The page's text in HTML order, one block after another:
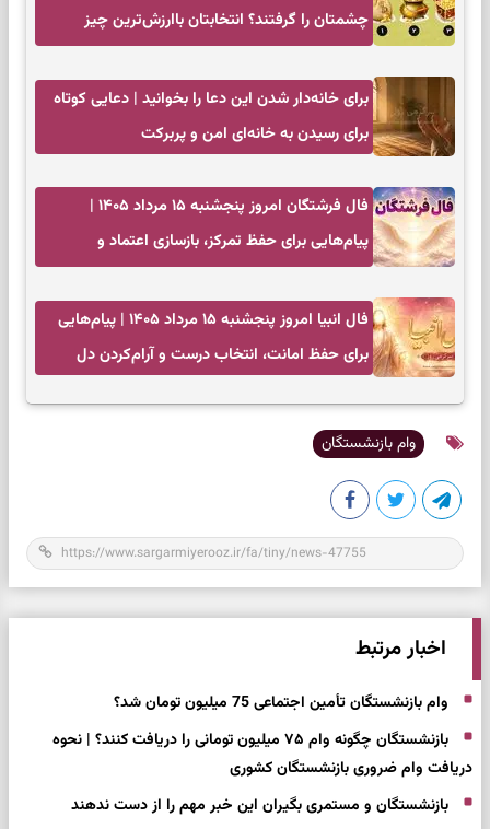
چشمتان را گرفتند؟ انتخابتان باارزش‌ترین چیز
برای خانه‌دار شدن این دعا را بخوانید | دعایی کوتاه
برای رسیدن به خانه‌ای امن و پربرکت
فال فرشتگان امروز پنجشنبه ۱۵ مرداد ۱۴۰۵ |
پیام‌هایی برای حفظ تمرکز، بازسازی اعتماد و
فال انبیا امروز پنجشنبه ۱۵ مرداد ۱۴۰۵ | پیام‌هایی
برای حفظ امانت، انتخاب درست و آرام‌کردن دل
وام بازنشستگان
اخبار مرتبط
وام بازنشستگان تأمین اجتماعی 75 میلیون تومان شد؟
بازنشستگان چگونه وام ۷۵ میلیون تومانی را دریافت کنند؟ | نحوه
دریافت وام ضروری بازنشستگان کشوری
بازنشستگان و مستمری بگیران این خبر مهم را از دست ندهند